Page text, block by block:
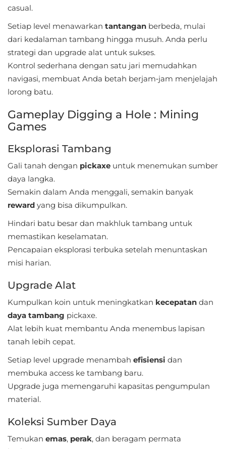
Story-
Driven
Strategi
Word
Apps
Art
&
Design
Auto
&
Vehicles
Books
&
Reference
Buku
&
Referensi
casual.
Setiap level menawarkan tantangan berbeda, mulai
dari kedalaman tambang hingga musuh. Anda perlu
strategi dan upgrade alat untuk sukses.
Kontrol sederhana dengan satu jari memudahkan
navigasi, membuat Anda betah berjam‑jam menjelajah
lorong batu.
Gameplay Digging a Hole : Mining
Games
Eksplorasi Tambang
Gali tanah dengan pickaxe untuk menemukan sumber
daya langka.
Semakin dalam Anda menggali, semakin banyak
reward yang bisa dikumpulkan.
Hindari batu besar dan makhluk tambang untuk
memastikan keselamatan.
Pencapaian eksplorasi terbuka setelah menuntaskan
misi harian.
Upgrade Alat
Kumpulkan koin untuk meningkatkan kecepatan dan
daya tambang pickaxe.
Alat lebih kuat membantu Anda menembus lapisan
tanah lebih cepat.
Setiap level upgrade menambah efisiensi dan
membuka access ke tambang baru.
Upgrade juga memengaruhi kapasitas pengumpulan
material.
Koleksi Sumber Daya
Temukan emas, perak, dan beragam permata